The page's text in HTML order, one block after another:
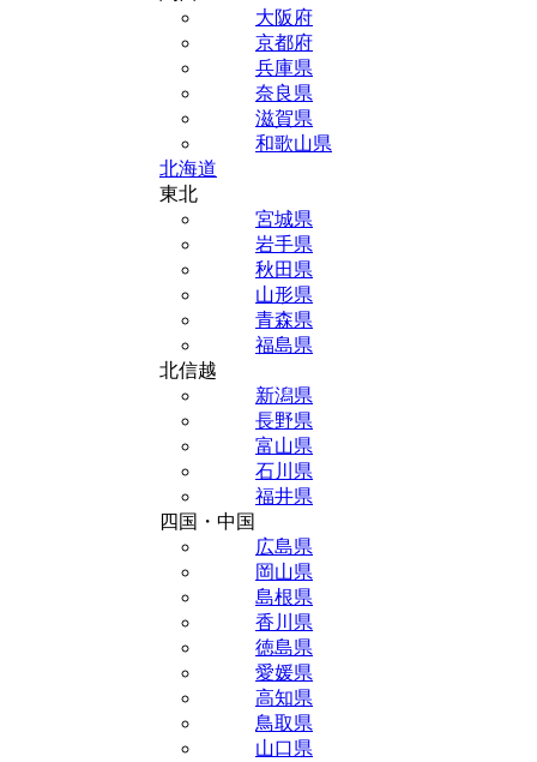
大阪府
京都府
兵庫県
奈良県
滋賀県
和歌山県
北海道
東北
宮城県
岩手県
秋田県
山形県
青森県
福島県
北信越
新潟県
長野県
富山県
石川県
福井県
四国・中国
広島県
岡山県
島根県
香川県
徳島県
愛媛県
高知県
鳥取県
山口県